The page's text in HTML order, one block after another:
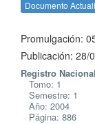
Documento
Promulgación:
Publicación: 28/
Registro
Tomo: 1
Semestre: 1
Año: 2004
Página: 886